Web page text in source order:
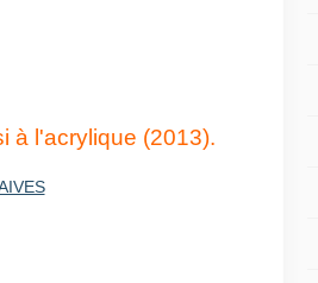
à l'acrylique (2013).